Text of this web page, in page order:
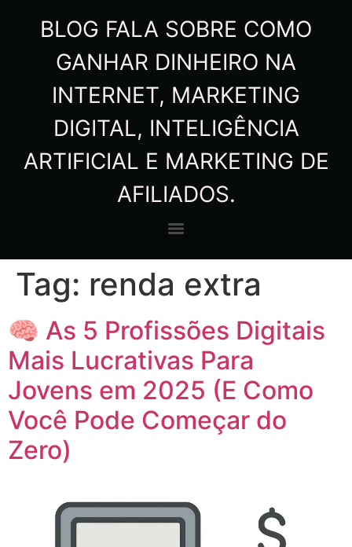
BLOG FALA SOBRE COMO
GANHAR DINHEIRO NA
INTERNET, MARKETING
DIGITAL, INTELIGÊNCIA
ARTIFICIAL E MARKETING DE
AFILIADOS.
Tag: renda extra
🧠 As 5 Profissões Digitais
Mais Lucrativas Para
Jovens em 2025 (E Como
Você Pode Começar do
Zero)